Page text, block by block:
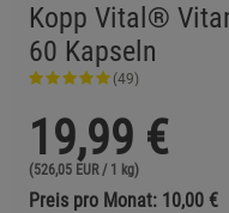
Kopp Vital®
60 Kapseln
(49)
19,99 €
(526,05 EUR / 1 kg)
Preis pro Monat: 10,00 €